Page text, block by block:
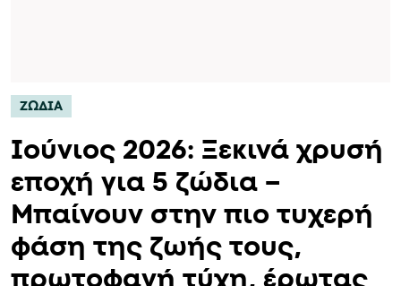
ΖΩΔΙΑ
Ιούνιος 2026: Ξεκινά χρυσή
εποχή για 5 ζώδια –
Μπαίνουν στην πιο τυχερή
φάση της ζωής τους,
πρωτοφανή τύχη, έρωτας